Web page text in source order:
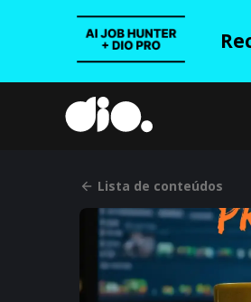
Lista de conteúdos